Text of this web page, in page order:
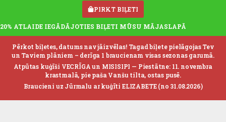
PIRKT BIĻETI
20% ATLAIDE IEGĀDĀJOTIES BIĻETI MŪSU MĀJASLAPĀ
Pērkot biļetes, datums nav jāizvēlas! Tagad biļete pielāgojas Tev
un Taviem plāniem – derīga 1 braucienam visas sezonas garumā.
Atpūtas kuģīši VECRĪGA un MISISIPI — Piestātne: 11. novembra
krastmalā, pie paša Vanšu tilta, ostas pusē.
Braucieni uz Jūrmalu ar kuģīti ELIZABETE (no 31.08.2026)